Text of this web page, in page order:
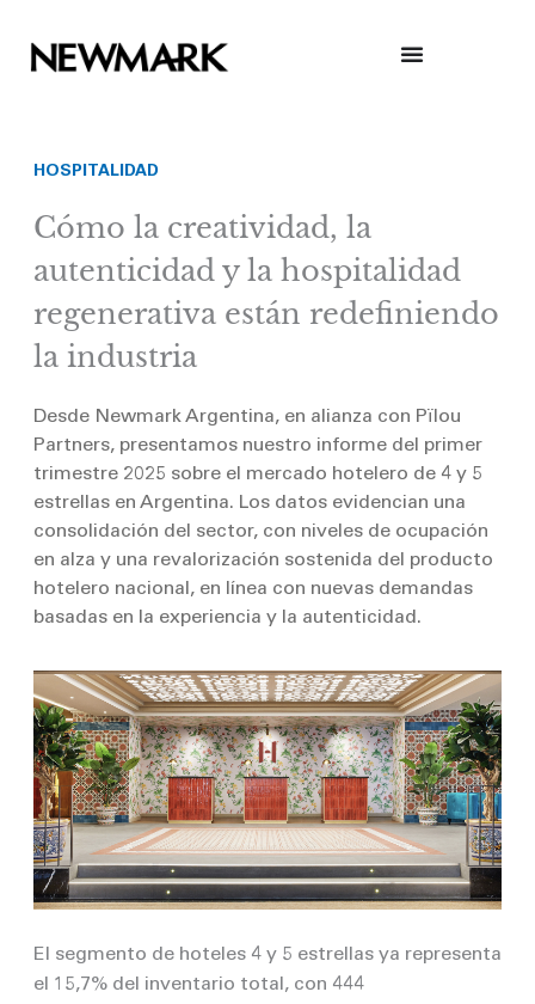
content
HOSPITALIDAD
Cómo la creatividad, la
autenticidad y la hospitalidad
regenerativa están redefiniendo
la industria
Desde Newmark Argentina, en alianza con Pïlou
Partners, presentamos nuestro informe del primer
trimestre 2025 sobre el mercado hotelero de 4 y 5
estrellas en Argentina. Los datos evidencian una
consolidación del sector, con niveles de ocupación
en alza y una revalorización sostenida del producto
hotelero nacional, en línea con nuevas demandas
basadas en la experiencia y la autenticidad.
El segmento de hoteles 4 y 5 estrellas ya representa
el 15,7% del inventario total, con 444